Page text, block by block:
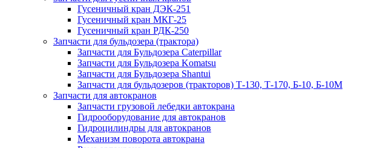
Гусеничный кран ДЭК-251
Гусеничный кран МКГ-25
Гусеничный кран РДК-250
Запчасти для бульдозера (трактора)
Запчасти для Бульдозера Caterpillar
Запчасти для Бульдозера Komatsu
Запчасти для Бульдозера Shantui
Запчасти для бульдозеров (тракторов) Т-130, Т-170, Б-10, Б-10М
Запчасти для автокранов
Запчасти грузовой лебедки автокрана
Гидрооборудование для автокранов
Гидроцилиндры для автокранов
Механизм поворота автокрана